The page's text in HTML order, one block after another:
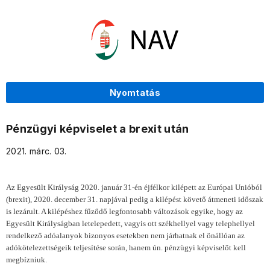
Nyomtatás
Pénzügyi képviselet a brexit után
2021. márc. 03.
Az Egyesült Királyság 2020. január 31-én éjfélkor kilépett az Európai Unióból
(brexit), 2020. december 31. napjával pedig a kilépést követő átmeneti időszak
is lezárult. A kilépéshez fűződő legfontosabb változások egyike, hogy az
Egyesült Királyságban letelepedett, vagyis ott székhellyel vagy telephellyel
rendelkező adóalanyok bizonyos esetekben nem járhatnak el önállóan az
adókötelezettségeik teljesítése során, hanem ún. pénzügyi képviselőt kell
megbízniuk.